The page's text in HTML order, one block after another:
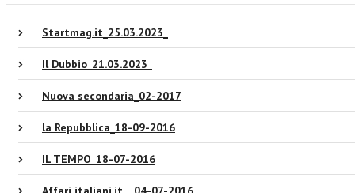
Startmag.it_25.03.2023_
Il Dubbio_21.03.2023_
Nuova secondaria_02-2017
la Repubblica_18-09-2016
IL TEMPO_18-07-2016